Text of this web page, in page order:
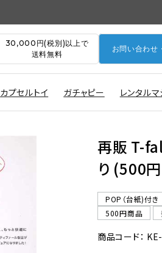
30,000円(税別)以上で
送料無料
お問い合わせ
カプセルトイ ガチャピー レンタル
再販 T-
り (500
POP（台紙)付き
500円商品
商品コード：